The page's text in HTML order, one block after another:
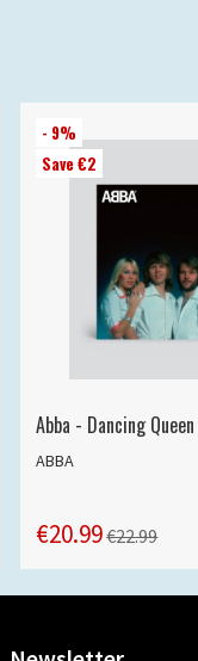
- 9%
Save €2
Abba - Dancing
ABBA
€20.99€22.99